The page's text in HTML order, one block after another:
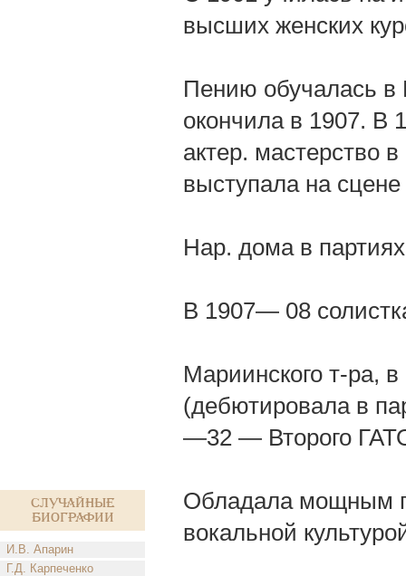
Случайные
биографии
И.В. Апарин
Г.Д. Карпеченко
высших женских
Пению обучалась в
окончила в 1907. В
актер. мастерство
выступала на сцене
Нар. дома в
В 1907— 08
Мариинского т-ра,
(дебютировала в
—32 — Второго
Обладала мощным
вокальной